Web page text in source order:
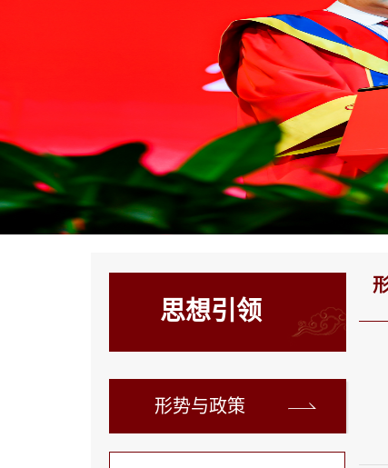
思想引领
形势与政策